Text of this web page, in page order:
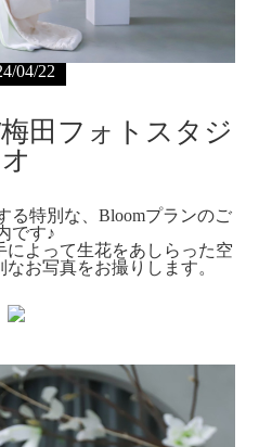
04/22
田フォトスタジ
オ
る特別な、Bloomプランのご
です♪
よって生花をあしらった空
お写真をお撮りします。